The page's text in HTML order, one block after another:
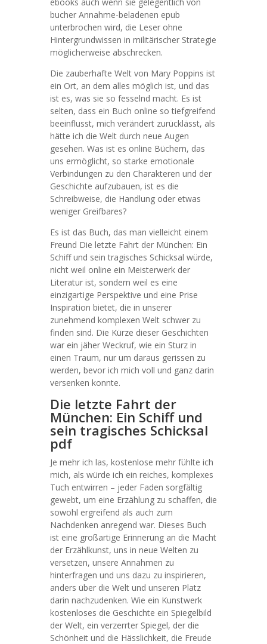
bucher Annahme-beladenen epub
unterbrochen wird, die Leser ohne
Hintergrundwissen in militärischer Strategie
möglicherweise abschrecken.
Die zauberhafte Welt von Mary Poppins ist
ein Ort, an dem alles möglich ist, und das
ist es, was sie so fesselnd macht. Es ist
selten, dass ein Buch online so tiefgreifend
beeinflusst, mich verändert zurücklässt, als
hätte ich die Welt durch neue Augen
gesehen. Was ist es online Büchern, das
uns ermöglicht, so starke emotionale
Verbindungen zu den Charakteren und der
Geschichte aufzubauen, ist es die
Schreibweise, die Handlung oder etwas
weniger Greifbares?
Es ist das Buch, das man vielleicht einem
Freund Die letzte Fahrt der München: Ein
Schiff und sein tragisches Schicksal würde,
nicht weil online ein Meisterwerk der
Literatur ist, sondern weil es eine
einzigartige Perspektive und eine Prise
Inspiration bietet, die in unserer
zunehmend komplexen Welt schwer zu
finden sind. Die Kürze dieser Geschichten
war ein jäher Weckruf, wie ein Sturz in
einen Traum, nur um daraus gerissen zu
werden, bevor ich mich voll und ganz darin
versenken konnte.
Die letzte Fahrt der
München: Ein Schiff und
sein tragisches Schicksal
pdf
Je mehr ich las, kostenlose mehr fühlte ich
mich, als würde ich ein reiches, komplexes
Tuch entwirren – jeder Faden sorgfältig
gewebt, um eine Erzählung zu schaffen, die
sowohl ergreifend als auch zum
Nachdenken anregend war. Dieses Buch
ist eine großartige Erinnerung an die Macht
der Erzählkunst, uns in neue Welten zu
versetzen, unsere Annahmen zu
hinterfragen und uns dazu zu inspirieren,
anders über die Welt und unseren Platz
darin nachzudenken. Wie ein Kunstwerk
kostenloses die Geschichte ein Spiegelbild
der Welt, ein verzerrter Spiegel, der die
Schönheit und die Hässlichkeit, die Freude